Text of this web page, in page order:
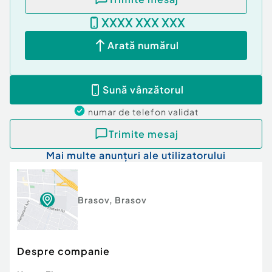
XXXX XXX XXX
Arată numărul
Sună vânzătorul
numar de telefon validat
Trimite mesaj
Mai multe anunțuri ale utilizatorului
Brasov, Brasov
Despre companie